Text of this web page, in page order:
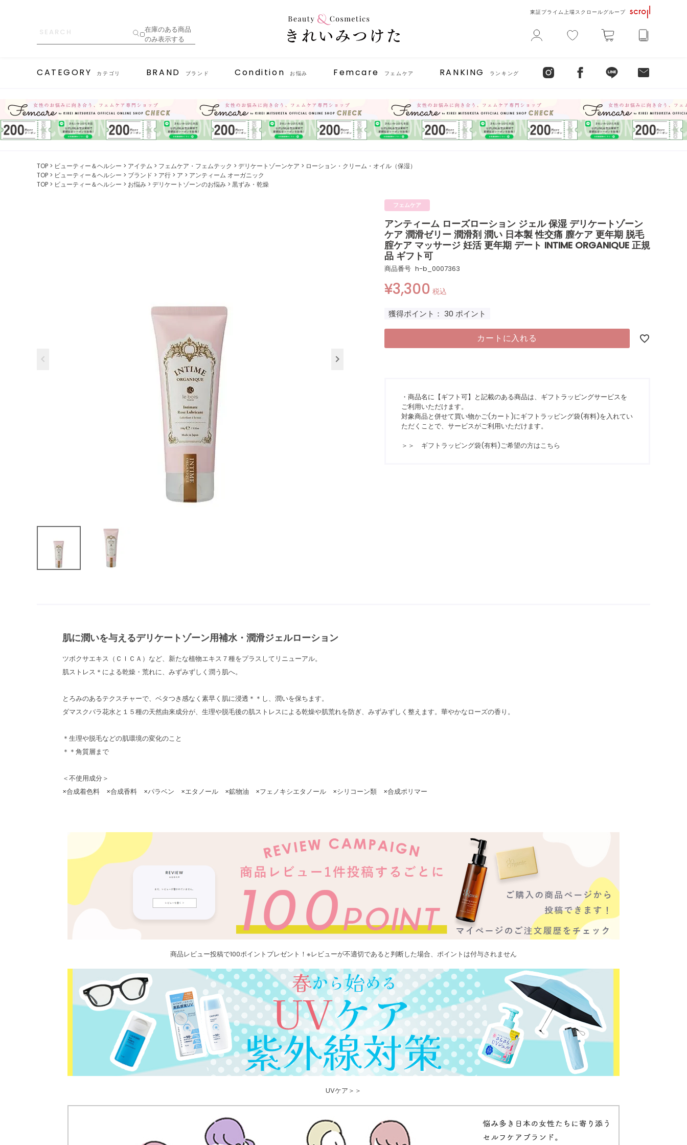
在庫のある商品
のみ表示する
東証プライム上場スクロールグループ
CATEGORY カテゴリ BRAND ブランド Condition お悩み Femcare フェムケア RANKING ランキング
TOP ビューティー＆ヘルシー アイテム フェムケア・フェムテック デリケートゾーンケア
ローション・クリーム・オイル（保湿）
TOP
ビューティー＆ヘルシー ブランド ア行 ア
アンティーム オーガニック
TOP
ビューティー＆ヘルシー お悩み デリケートゾーンのお悩み 黒ずみ・乾燥
フェムケア
アンティーム ローズローション ジェル 保湿 デリケートゾーン
ケア 潤滑ゼリー 潤滑剤 潤い 日本製 性交痛 膣ケア 更年期 脱毛
腟ケア マッサージ 妊活 更年期 デート INTIME ORGANIQUE 正規
品 ギフト可
商品番号 h-b_0007363
¥3,300 税込
獲得ポイント： 30 ポイント
カートに入れる
・商品名に【ギフト可】と記載のある商品は、ギフトラッピングサービスを
ご利用いただけます。
対象商品と併せて買い物かご(カート)にギフトラッピング袋(有料)を入れてい
ただくことで、サービスがご利用いただけます。
＞＞ ギフトラッピング袋(有料)ご希望の方はこちら
肌に潤いを与えるデリケートゾーン用補水・潤滑ジェルローション
ツボクサエキス（ＣＩＣＡ）など、新たな植物エキス７種をプラスしてリニューアル。
肌ストレス＊による乾燥・荒れに、みずみずしく潤う肌へ。
とろみのあるテクスチャーで、ベタつき感なく素早く肌に浸透＊＊し、潤いを保ちます。
ダマスクバラ花水と１５種の天然由来成分が、生理や脱毛後の肌ストレスによる乾燥や肌荒れを防ぎ、みずみずしく整えます。華やかなローズの香り。
＊生理や脱毛などの肌環境の変化のこと
＊＊角質層まで
＜不使用成分＞
×合成着色料 ×合成香料 ×パラベン ×エタノール ×鉱物油 ×フェノキシエタノール ×シリコーン類 ×合成ポリマー
商品レビュー投稿で100ポイントプレゼント！※レビューが不適切であると判断した場合、ポイントは付与されません
UVケア＞＞